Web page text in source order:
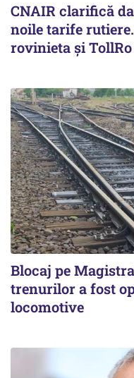
CNAIR clarifică
noile tarife
rovinieta și TollRo
Blocaj pe
trenurilor a fost
locomotive